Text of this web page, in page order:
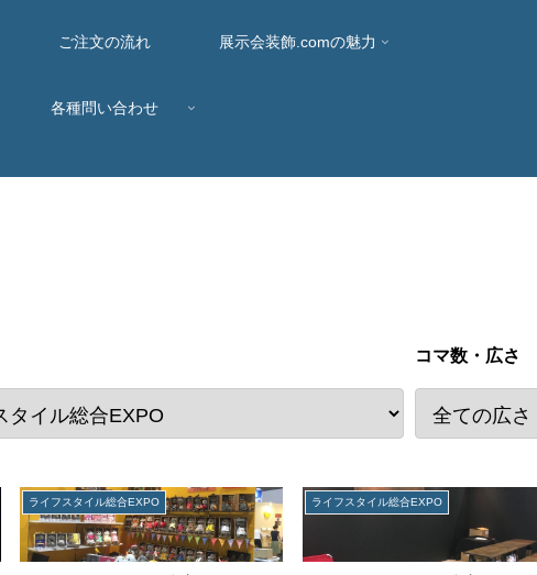
ご注文の流れ 展示会装飾.comの魅力
各種問い合わせ
コマ数・広さ
ライフスタイル総合EXPO ライフスタイル総合EXPO